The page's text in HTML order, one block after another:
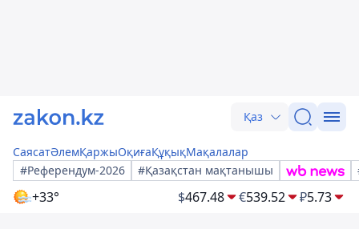
Қаз
СаясатӘлемҚаржыОқиғаҚұқықМақалалар
#Референдум-2026
#Қазақстан мақтанышы
+33° $467.48 €539.52 ₽5.73